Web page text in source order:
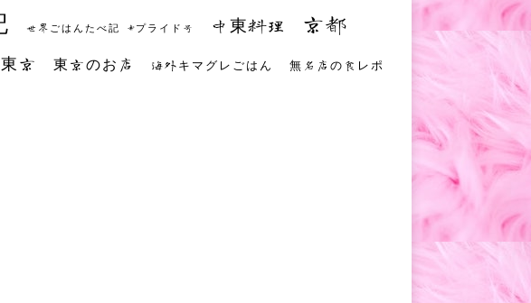
世界ごはんたべ記 #プライド号 中東料理 京都
東京 東京のお店 海外キマグレごはん 無名店の食レポ